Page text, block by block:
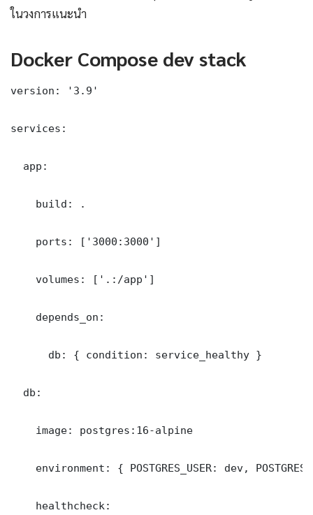
ในวงการแนะนำ
Docker Compose dev stack
version: '3.9'
services:
  app:
    build: .
    ports: ['3000:3000']
    volumes: ['.:/app']
    depends_on:
      db: { condition: service_healthy }
  db:
    image: postgres:16-alpine
environment: { POSTGRES_USER: dev,
    healthcheck: